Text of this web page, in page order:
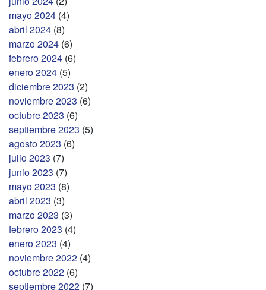
mayo 2024 (4)
abril 2024 (8)
marzo 2024 (6)
febrero 2024 (6)
enero 2024 (5)
diciembre 2023 (2)
noviembre 2023 (6)
octubre 2023 (6)
septiembre 2023 (5)
agosto 2023 (6)
julio 2023 (7)
junio 2023 (7)
mayo 2023 (8)
abril 2023 (3)
marzo 2023 (3)
febrero 2023 (4)
enero 2023 (4)
noviembre 2022 (4)
octubre 2022 (6)
septiembre 2022 (7)